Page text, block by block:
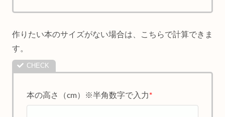
作りたい本のサイズがない場合は、こちらで計算できま
す。
本の高さ（cm）※半角数字で入力*